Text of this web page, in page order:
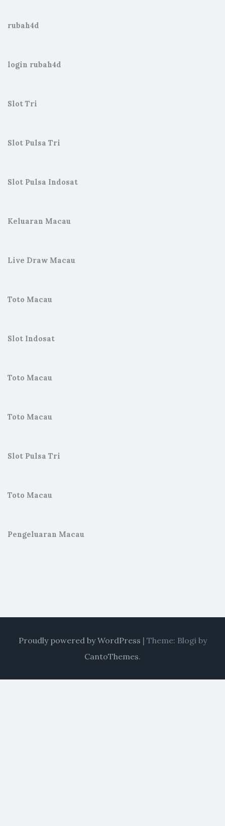
rubah4d
login rubah4d
Slot Tri
Slot Pulsa Tri
Slot Pulsa Indosat
Keluaran Macau
Live Draw Macau
Toto Macau
Slot Indosat
Toto Macau
Toto Macau
Slot Pulsa Tri
Toto Macau
Pengeluaran Macau
Proudly powered by WordPress | Theme: Blogi by
CantoThemes.